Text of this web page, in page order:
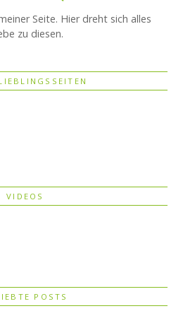
Seite. Hier dreht sich alles
zu diesen.
VIDEOS
POSTS